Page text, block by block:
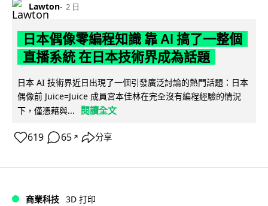
Lawton 2 日
日本偶像零編程知識 靠 AI 搞了一整個
直播系統 在日本技術界成為話題
日本 AI 技術界近日出現了一個引發廣泛討論的熱門話題：日本
偶像前 Juice=Juice 成員宮本佳林在完全沒有編程經驗的情況
下，僅憑藉與...
閱讀全文
619 65 ↗ 分享
商業科技 3D 打印